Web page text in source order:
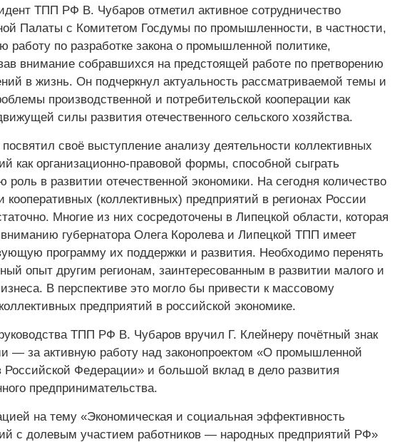
ТПП РФ В. Чубаров отметил активное сотрудничество
Палаты с Комитетом Госдумы по промышленности, в частности,
работу по разработке закона о промышленной политике,
внимание собравшихся на предстоящей работе по претворению
в жизнь. Он подчеркнул актуальность рассматриваемой темы и
производственной и потребительской кооперации как
силы развития отечественного сельского хозяйства.
своё выступление анализу деятельности коллективных
как организационно-правовой формы, способной сыграть
роль в развитии отечественной экономики. На сегодня количество
кооперативных (коллективных) предприятий в регионах России
Многие из них сосредоточены в Липецкой области, которая
вниманию губернатора Олега Королева и Липецкой ТПП имеет
программу их поддержки и развития. Необходимо перенять
опыт другим регионам, заинтересованным в развитии малого и
В перспективе это могло бы привести к массовому
предприятий в российской экономике.
ТПП РФ В. Чубаров вручил Г. Клейнеру почётный знак
— за активную работу над законопроектом «О промышленной
Российской Федерации» и большой вклад в дело развития
предпринимательства.
на тему «Экономическая и социальная эффективность
с долевым участием работников — народных предприятий РФ»